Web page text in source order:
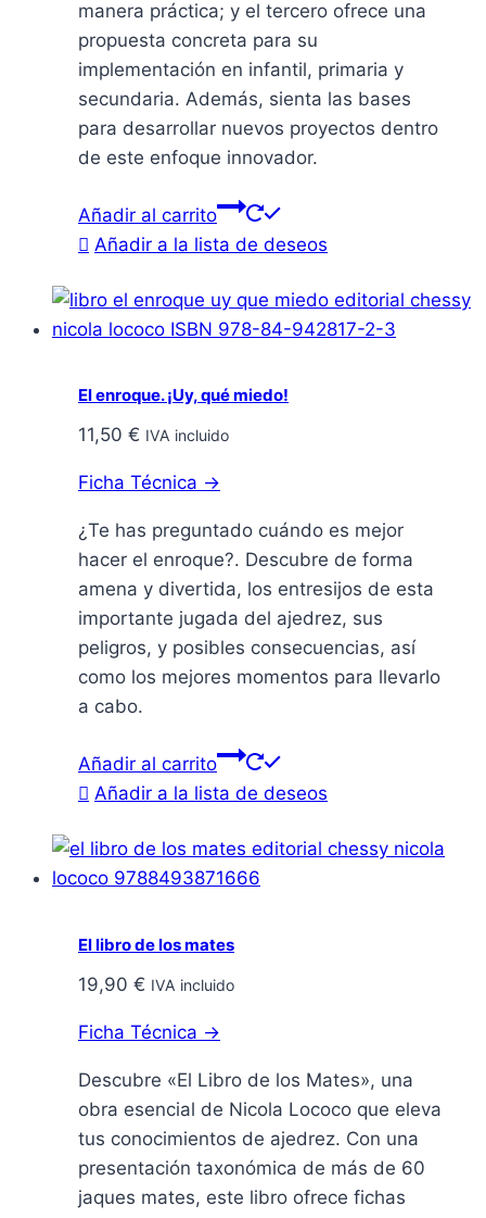
manera práctica; y el tercero ofrece una
propuesta concreta para su
implementación en infantil, primaria y
secundaria. Además, sienta las bases
para desarrollar nuevos proyectos dentro
de este enfoque innovador.
Añadir al carrito
Añadir a la lista de deseos
El enroque. ¡Uy, qué miedo!
11,50 € IVA incluido
Ficha Técnica →
¿Te has preguntado cuándo es mejor
hacer el enroque?. Descubre de forma
amena y divertida, los entresijos de esta
importante jugada del ajedrez, sus
peligros, y posibles consecuencias, así
como los mejores momentos para llevarlo
a cabo.
Añadir al carrito
Añadir a la lista de deseos
El libro de los mates
19,90 € IVA incluido
Ficha Técnica →
Descubre «El Libro de los Mates», una
obra esencial de Nicola Lococo que eleva
tus conocimientos de ajedrez. Con una
presentación taxonómica de más de 60
jaques mates, este libro ofrece fichas